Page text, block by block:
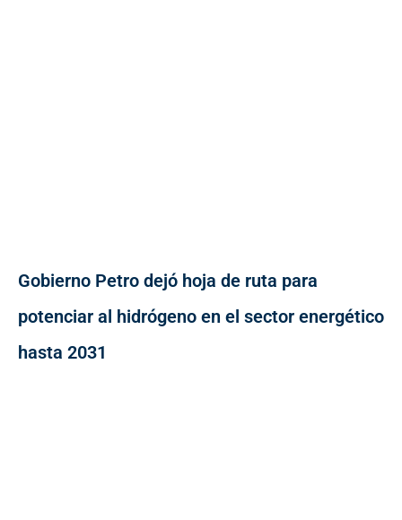
Gobierno Petro dejó hoja de ruta para
potenciar al hidrógeno en el sector energético
hasta 2031